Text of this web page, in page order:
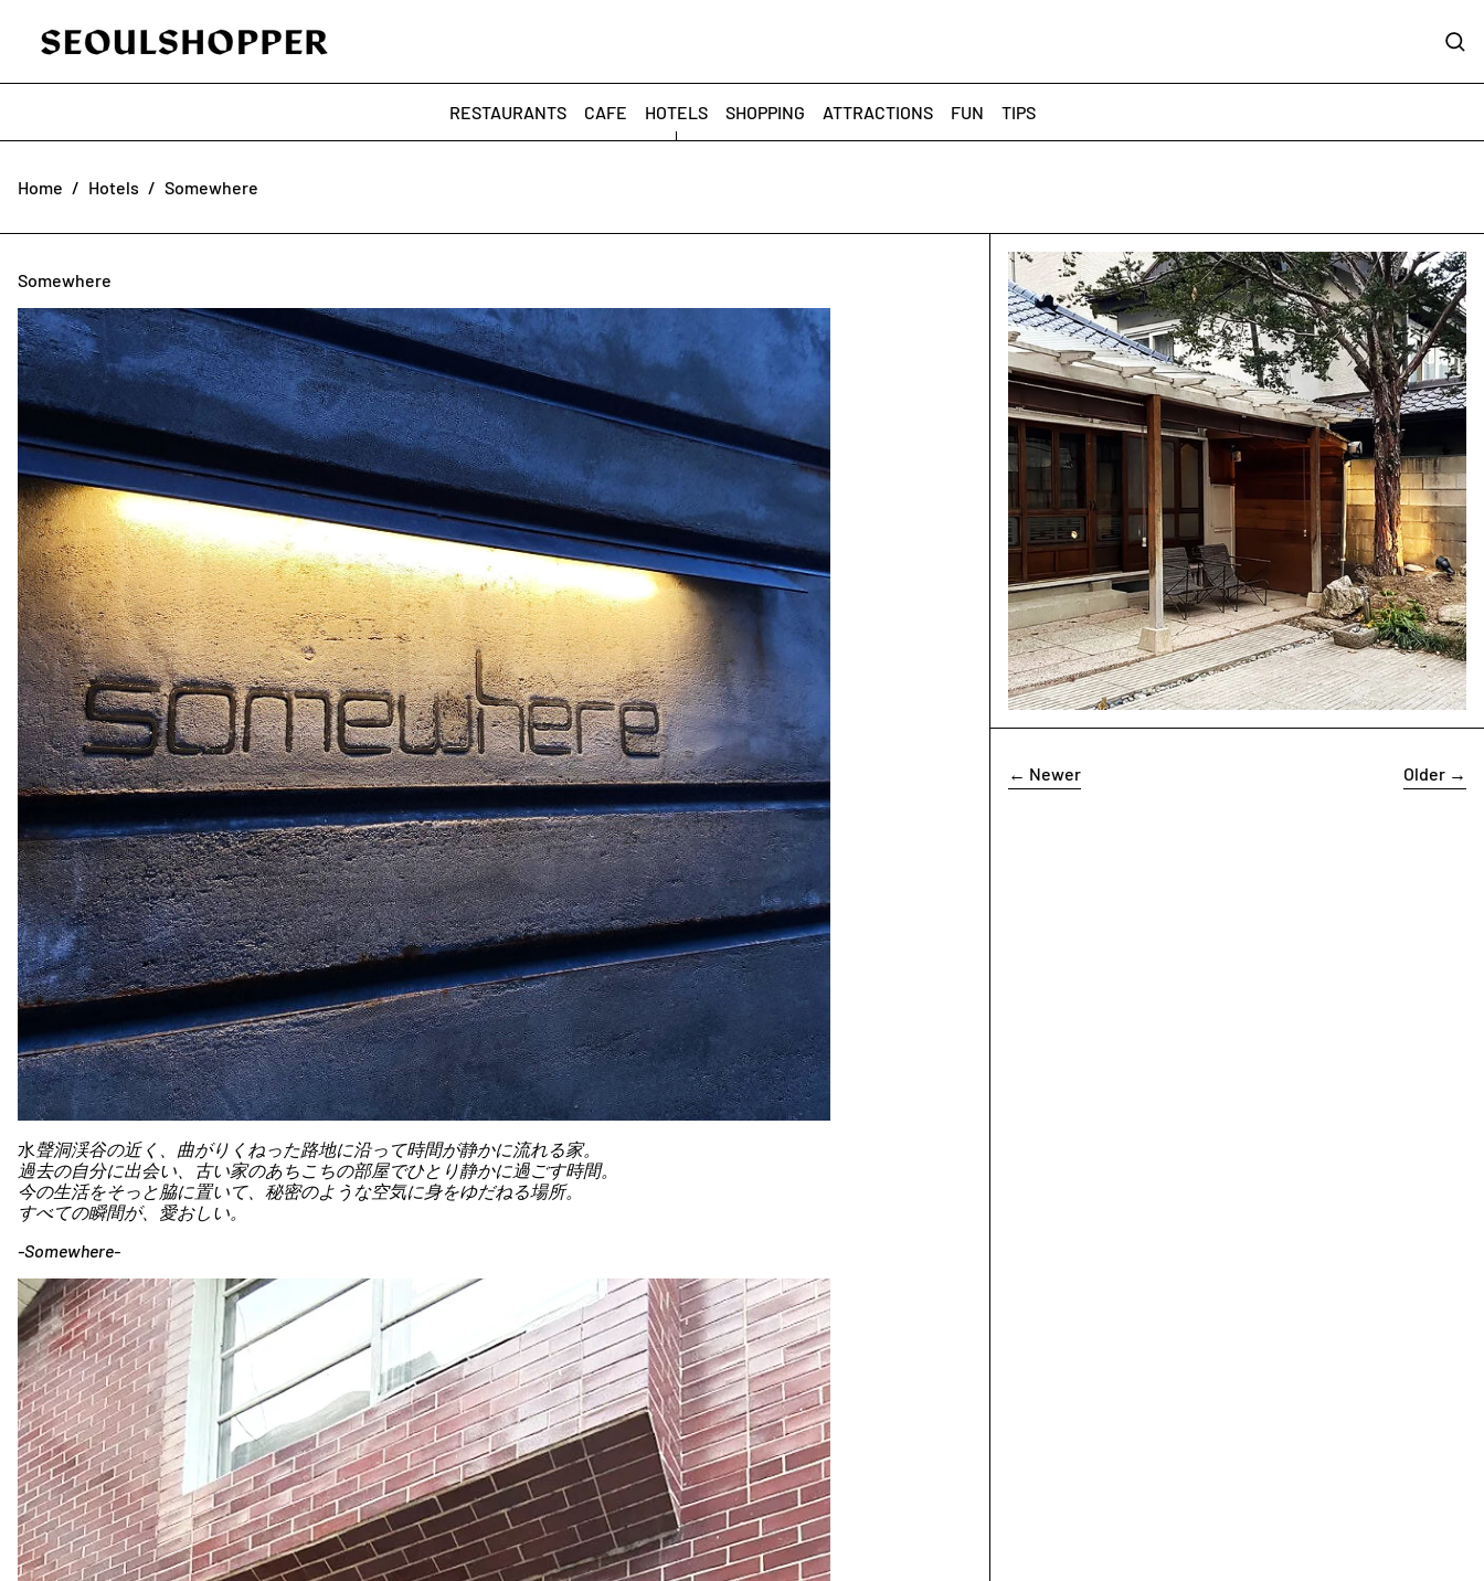
RESTAURANTS CAFE HOTELS SHOPPING ATTRACTIONS FUN TIPS
Home / Hotels / Somewhere
Somewhere
水聲洞渓谷の近く、曲がりくねった路地に沿って時間が静かに流れる家。
過去の自分に出会い、古い家のあちこちの部屋でひとり静かに過ごす時間。
今の生活をそっと脇に置いて、秘密のような空気に身をゆだねる場所。
すべての瞬間が、愛おしい。
-Somewhere-
← Newer Older→